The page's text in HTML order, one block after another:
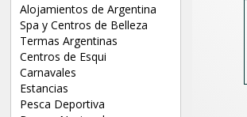
Alojamientos de Argentina
Spa y Centros de Belleza
Termas Argentinas
Centros de Esqui
Carnavales
Estancias
Pesca Deportiva